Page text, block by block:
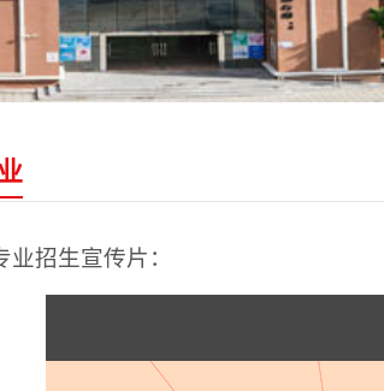
招生宣传片：